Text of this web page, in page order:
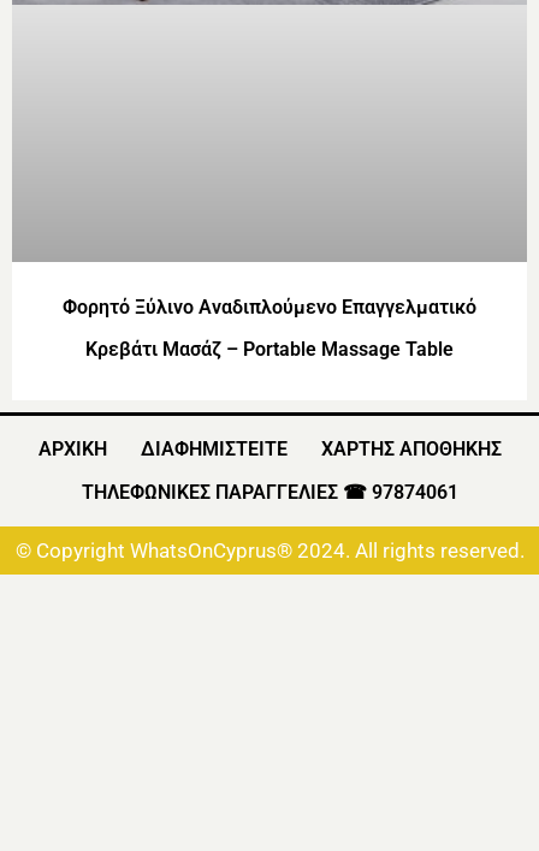
Φορητό Ξύλινο Αναδιπλούμενο Επαγγελματικό
Κρεβάτι Μασάζ – Portable Massage Table
ΑΡΧΙΚΗ ΔΙΑΦΗΜΙΣΤΕΙΤΕ
ΧΑΡΤΗΣ ΑΠΟΘΗΚΗΣ
ΤΗΛΕΦΩΝΙΚΕΣ ΠΑΡΑΓΓΕΛΙΕΣ ☎ 97874061
© Copyright WhatsOnCyprus® 2024. All rights reserved.